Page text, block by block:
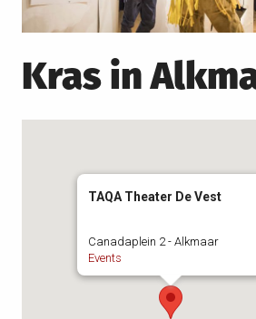
Kras in
TAQA Theater De Vest
Canadaplein 2 - Alkmaar
Events